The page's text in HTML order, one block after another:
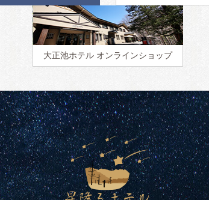
大正池ホテル オンラインショップ